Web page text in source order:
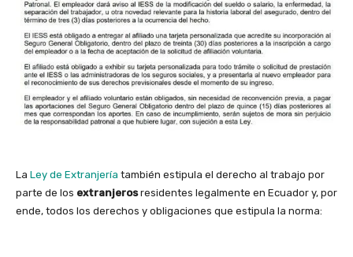
La Ley de Extranjería también estipula el derecho al trabajo por
parte de los extranjerosresidentes legalmente en Ecuador y, por
ende, todos los derechos y obligaciones que estipula la norma: